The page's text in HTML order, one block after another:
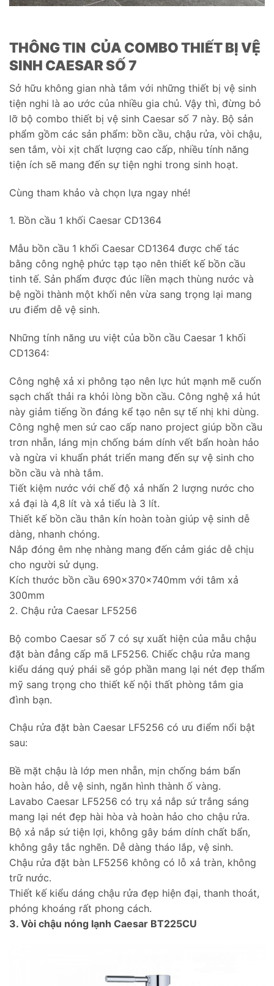
THÔNG TIN CỦA COMBO THIẾT BỊ VỆ
SINH CAESAR SỐ 7
Sở hữu không gian nhà tắm với những thiết bị vệ sinh
tiện nghi là ao ước của nhiều gia chủ. Vậy thì, đừng bỏ
lỡ bộ combo thiết bị vệ sinh Caesar số 7 này. Bộ sản
phẩm gồm các sản phẩm: bồn cầu, chậu rửa, vòi chậu,
sen tắm, vòi xịt chất lượng cao cấp, nhiều tính năng
tiện ích sẽ mang đến sự tiện nghi trong sinh hoạt.
Cùng tham khảo và chọn lựa ngay nhé!
1. Bồn cầu 1 khối Caesar CD1364
Mẫu bồn cầu 1 khối Caesar CD1364 được chế tác
bằng công nghệ phức tạp tạo nên thiết kế bồn cầu
tinh tế. Sản phẩm được đúc liền mạch thùng nước và
bệ ngồi thành một khối nên vừa sang trọng lại mang
ưu điểm dễ vệ sinh.
Những tính năng ưu việt của bồn cầu Caesar 1 khối
CD1364:
Công nghệ xả xi phông tạo nên lực hút mạnh mẽ cuốn
sạch chất thải ra khỏi lòng bồn cầu. Công nghệ xả hút
này giảm tiếng ồn đáng kể tạo nên sự tế nhị khi dùng.
Công nghệ men sứ cao cấp nano project giúp bồn cầu
trơn nhẵn, láng mịn chống bám dính vết bẩn hoàn hảo
và ngừa vi khuẩn phát triển mang đến sự vệ sinh cho
bồn cầu và nhà tắm.
Tiết kiệm nước với chế độ xả nhấn 2 lượng nước cho
xả đại là 4,8 lít và xả tiểu là 3 lít.
Thiết kế bồn cầu thân kín hoàn toàn giúp vệ sinh dễ
dàng, nhanh chóng.
Nắp đóng êm nhẹ nhàng mang đến cảm giác dễ chịu
cho người sử dụng.
Kích thước bồn cầu 690x370x740mm với tâm xả
300mm
2. Chậu rửa Caesar LF5256
Bộ combo Caesar số 7 có sự xuất hiện của mẫu chậu
đặt bàn đẳng cấp mã LF5256. Chiếc chậu rửa mang
kiểu dáng quý phái sẽ góp phần mang lại nét đẹp thẩm
mỹ sang trọng cho thiết kế nội thất phòng tắm gia
đình bạn.
Chậu rửa đặt bàn Caesar LF5256 có ưu điểm nổi bật
sau:
Bề mặt chậu là lớp men nhẵn, mịn chống bám bẩn
hoàn hảo, dễ vệ sinh, ngăn hình thành ố vàng.
Lavabo Caesar LF5256 có trụ xả nắp sứ trắng sáng
mang lại nét đẹp hài hòa và hoàn hảo cho chậu rửa.
Bộ xả nắp sứ tiện lợi, không gây bám dính chất bẩn,
không gây tắc nghẽn. Dễ dàng tháo lắp, vệ sinh.
Chậu rửa đặt bàn LF5256 không có lỗ xả tràn, không
trữ nước.
Thiết kế kiểu dáng chậu rửa đẹp hiện đại, thanh thoát,
phóng khoáng rất phong cách.
3. Vòi chậu nóng lạnh Caesar BT225CU